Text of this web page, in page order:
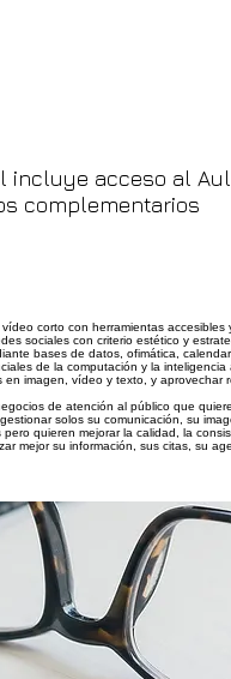
incluye acceso al
complementarios
corto con herramientas accesibles
sociales con criterio estético y
bases de datos, ofimática,
de la computación y la
en imagen, vídeo y texto, y aprovechar
de atención al público que
solos su comunicación, su
quieren mejorar la calidad, la
mejor su información, sus citas, su